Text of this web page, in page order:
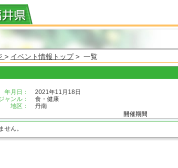
> イベント情報トップ> 一覧
年月日：
2021年11月18日
ャンル：
食・健康
地区：
丹南
開催期間
せん。